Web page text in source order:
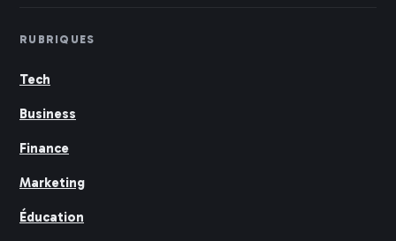
RUBRIQUES
Tech
Business
Finance
Marketing
Éducation